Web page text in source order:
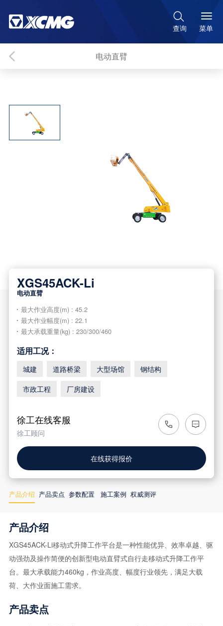

查询 菜单
电动直臂
XGS45ACK-Li
电动直臂
最大作业高度(m) : 45.2
最大作业幅度(m) : 22.1
最大承载重量(kg) : 230/300/460
适用工况：
城建 道路桥梁 大型场馆
钢结构
市政工程
厂房建设
徐工在线客服
徐工顾问
在线获得报价
产品介绍 产品卖点 参数配置 施工案例 权威测评
产品介绍
XGS45ACK-Li移动式升降工作平台是一种性能优异、效率卓越、驱
动强劲及操作简便的创新型电动直臂式自行走移动式升降工作平
台。最大承载能力460kg，作业高度、幅度行业领先，满足大载
荷、大作业面施工需求。
产品卖点